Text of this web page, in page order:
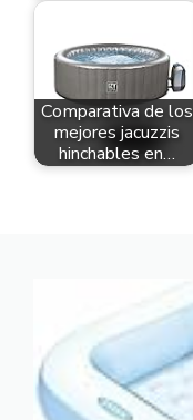
Comparativa de los
mejores jacuzzis
hinchables en…